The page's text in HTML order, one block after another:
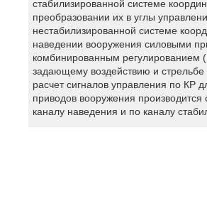
стабилизированной системе
преобразовании их в углы
нестабилизированной системе
наведении вооружения силовыми
комбинированным регулированием
задающему воздействию и стрельбе
расчет сигналов управления по КР
приводов вооружения производится
каналу наведения и по каналу